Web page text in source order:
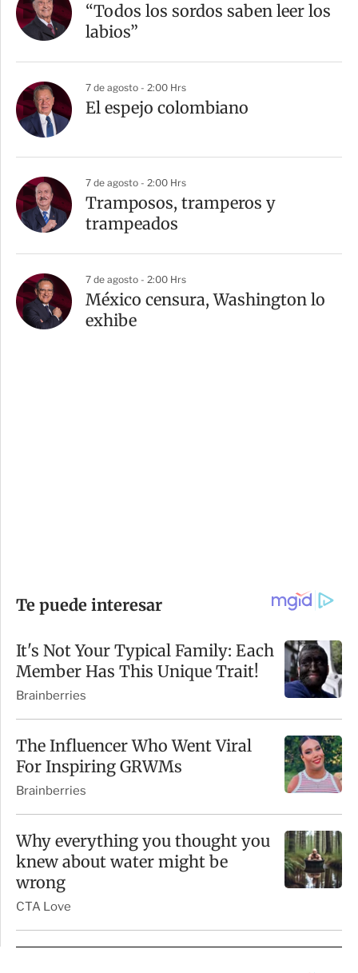
“Todos los sordos saben leer los
labios”
7 de agosto - 2:00 Hrs
El espejo colombiano
7 de agosto - 2:00 Hrs
Tramposos, tramperos y
trampeados
7 de agosto - 2:00 Hrs
México censura, Washington lo
exhibe